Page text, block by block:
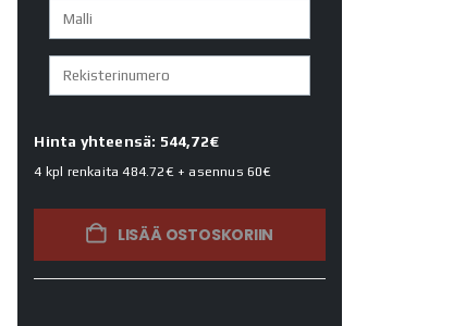
Hinta yhteensä: 544,72€
4 kpl renkaita484.72€+ asennus60€
LISÄÄ OSTOSKORIIN